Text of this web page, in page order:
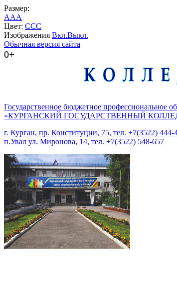
Размер:
AAA
Цвет: CCC
Изображения Вкл.Выкл.
Обычная версия сайта
0+
Государственное бюджетное профессиональное
«КУРГАНСКИЙ ГОСУДАРСТВЕННЫЙ
г. Курган, пр. Конституции, 75, тел. +7(3522) 444-
п.Увал ул. Миронова, 14, тел. +7(3522) 548-657